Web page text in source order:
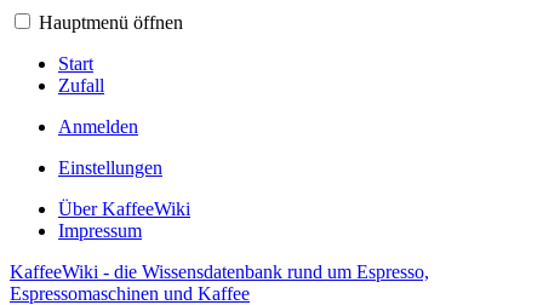
Hauptmenü öffnen
Start
Zufall
Anmelden
Einstellungen
Über KaffeeWiki
Impressum
KaffeeWiki - die Wissensdatenbank rund um Espresso,
Espressomaschinen und Kaffee